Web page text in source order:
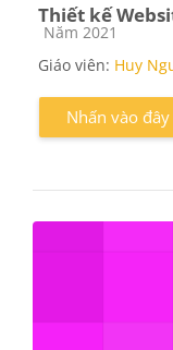
Thiết kế
Các loại khóa học
Năm 2021
Giáo viên: Huy
Nhấn vào